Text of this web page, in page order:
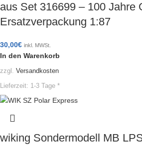
aus Set 316699 – 100 Jahre
Ersatzverpackung 1:87
30,00€ inkl. MWSt.
In den Warenkorb
zzgl. Versandkosten
Lieferzeit: 1-3 Tage *
wiking Sondermodell MB